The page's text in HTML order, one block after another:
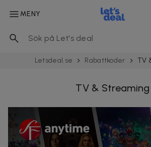
MENY
Letsdeal.se Rabattkoder TV
TV & Streaming